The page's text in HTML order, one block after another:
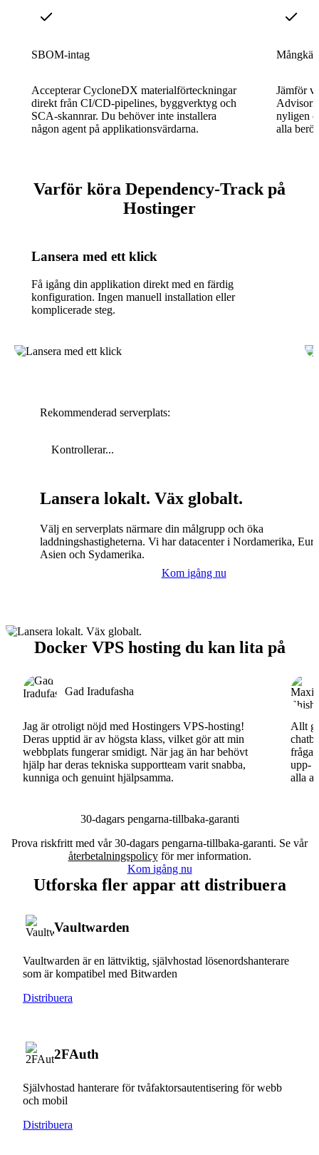
SBOM-intag
Accepterar CycloneDX materialförteckningar
direkt från CI/CD-pipelines, byggverktyg och
SCA-skannrar. Du behöver inte installera
någon agent på applikationsvärdarna.
Jämför
nyligen
alla
Varför köra Dependency-Track på
Hostinger
Lansera med ett klick
Få igång din applikation direkt med en färdig
konfiguration. Ingen manuell installation eller
komplicerade steg.
Rekommenderad serverplats:
Kontrollerar...
Lansera lokalt. Väx globalt.
Välj en serverplats närmare din målgrupp och öka
laddningshastigheterna. Vi har datacenter i Nordamerika,
Asien och Sydamerika.
Kom igång nu
Docker VPS hosting du kan lita på
Gad Iradufasha
Jag är otroligt nöjd med Hostingers VPS-hosting!
Deras upptid är av högsta klass, vilket gör att min
webbplats fungerar smidigt. När jag än har behövt
hjälp har deras tekniska supportteam varit snabba,
kunniga och genuint hjälpsamma.
Allt
fråga.
upp-
alla
30-dagars pengarna-tillbaka-garanti
Prova riskfritt med vår 30-dagars pengarna-tillbaka-garanti. Se vår
återbetalningspolicyför mer information.
Kom igång nu
Utforska fler appar att distribuera
Vaultwarden
Vaultwarden är en lättviktig, självhostad lösenordshanterare
som är kompatibel med Bitwarden
Distribuera
2FAuth
Självhostad hanterare för tvåfaktorsautentisering för webb
och mobil
Distribuera